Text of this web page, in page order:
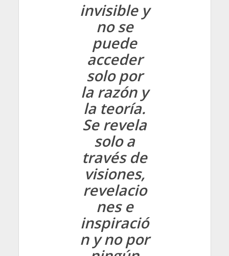
invisible y
no se
puede
acceder
solo por
la razón y
la teoría.
Se revela
solo a
través de
visiones,
revelacio
nes e
inspiració
n y no por